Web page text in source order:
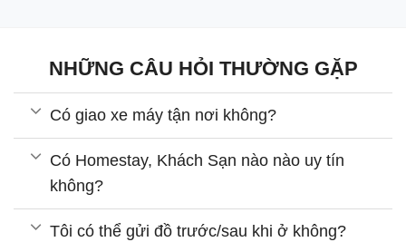
NHỮNG CÂU HỎI THƯỜNG GẶP
Có giao xe máy tận nơi không?
Có Homestay, Khách Sạn nào nào uy tín
không?
Tôi có thể gửi đồ trước/sau khi ở không?